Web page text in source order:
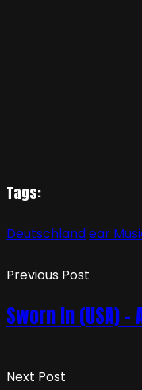
Tags:
Deutschlandear
Previous Post
Sworn In (USA) –
Next Post